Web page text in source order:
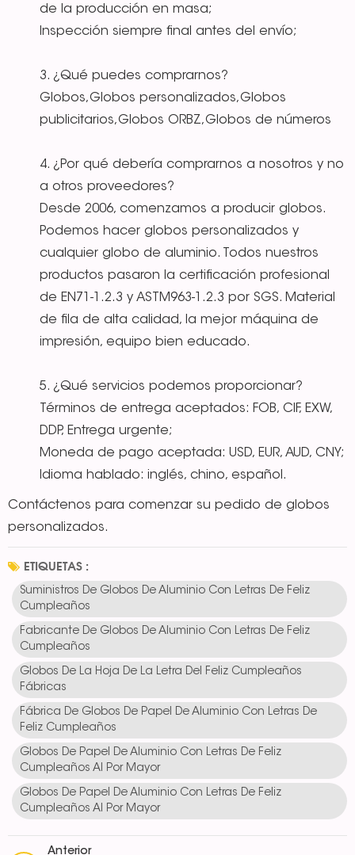
de la producción en masa;
Inspección siempre final antes del envío;
3. ¿Qué puedes comprarnos?
Globos,Globos personalizados,Globos
publicitarios,Globos ORBZ,Globos de números
4. ¿Por qué debería comprarnos a nosotros y no
a otros proveedores?
Desde 2006, comenzamos a producir globos.
Podemos hacer globos personalizados y
cualquier globo de aluminio. Todos nuestros
productos pasaron la certificación profesional
de EN71-1.2.3 y ASTM963-1.2.3 por SGS. Material
de fila de alta calidad, la mejor máquina de
impresión, equipo bien educado.
5. ¿Qué servicios podemos proporcionar?
Términos de entrega aceptados: FOB, CIF, EXW,
DDP, Entrega urgente;
Moneda de pago aceptada: USD, EUR, AUD, CNY;
Idioma hablado: inglés, chino, español.
Contáctenos para comenzar su pedido de globos
personalizados.
ETIQUETAS :
Suministros De Globos De Aluminio Con Letras De Feliz
Cumpleaños
Fabricante De Globos De Aluminio Con Letras De Feliz
Cumpleaños
Globos De La Hoja De La Letra Del Feliz Cumpleaños
Fábricas
Fábrica De Globos De Papel De Aluminio Con Letras De
Feliz Cumpleaños
Globos De Papel De Aluminio Con Letras De Feliz
Cumpleaños Al Por Mayor
Globos De Papel De Aluminio Con Letras De Feliz
Cumpleaños Al Por Mayor
Anterior